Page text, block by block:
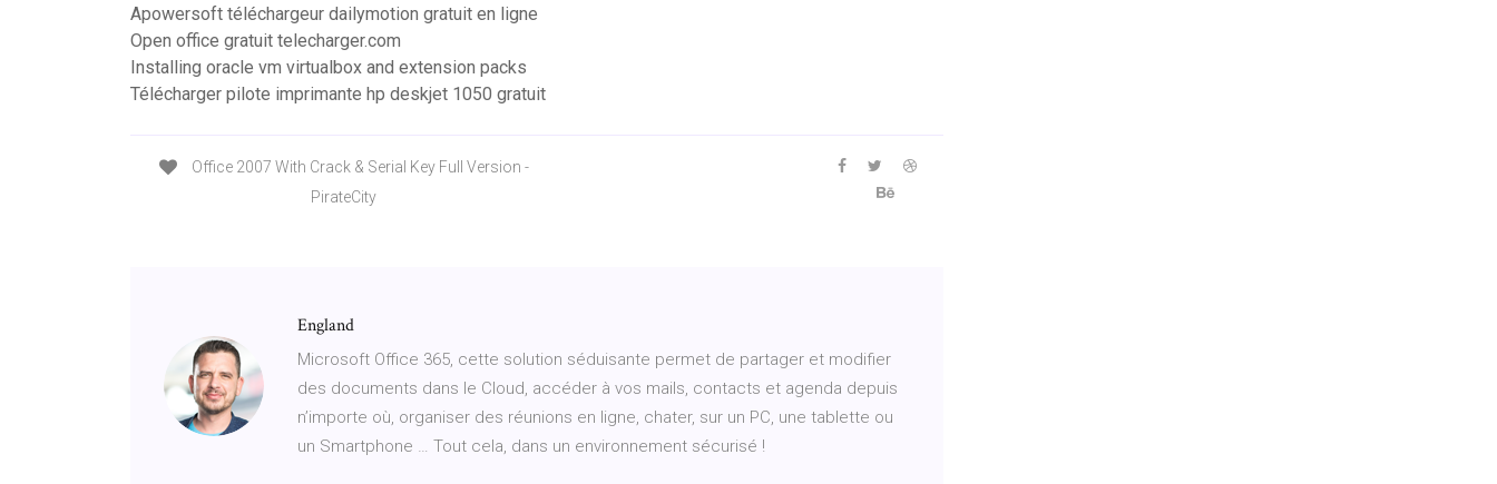
Apowersoft téléchargeur dailymotion gratuit en ligne
Open office gratuit telecharger.com
Installing oracle vm virtualbox and extension packs
Télécharger pilote imprimante hp deskjet 1050 gratuit
Office 2007 With Crack & Serial Key Full Version -
PirateCity
England
Microsoft Office 365, cette solution séduisante permet de partager et modifier
des documents dans le Cloud, accéder à vos mails, contacts et agenda depuis
n’importe où, organiser des réunions en ligne, chater, sur un PC, une tablette ou
un Smartphone … Tout cela, dans un environnement sécurisé !